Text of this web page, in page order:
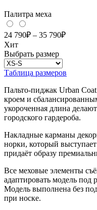
Палитра меха
24 790₽ – 35 790₽
Хит
Выбрать размер
Таблица размеров
Пальто-пиджак Urban
кроем и
укороченная длина
городского гардероба.
Накладные карманы
норки, который
придаёт образу
Все меховые элементы
адаптировать модель под
Модель выполнена без
при носке.